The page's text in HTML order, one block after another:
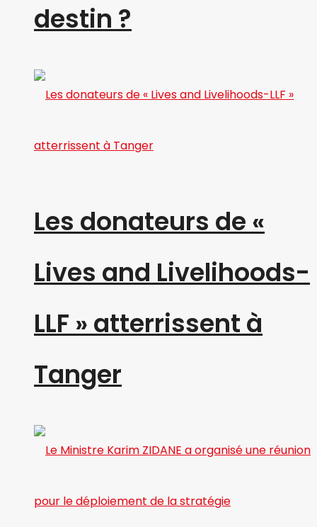
destin ?
Les donateurs de «
Lives and Livelihoods-
LLF » atterrissent à
Tanger